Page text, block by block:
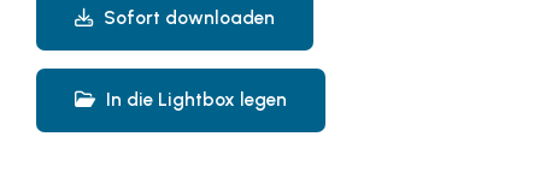
Sofort downloaden
In die Lightbox legen